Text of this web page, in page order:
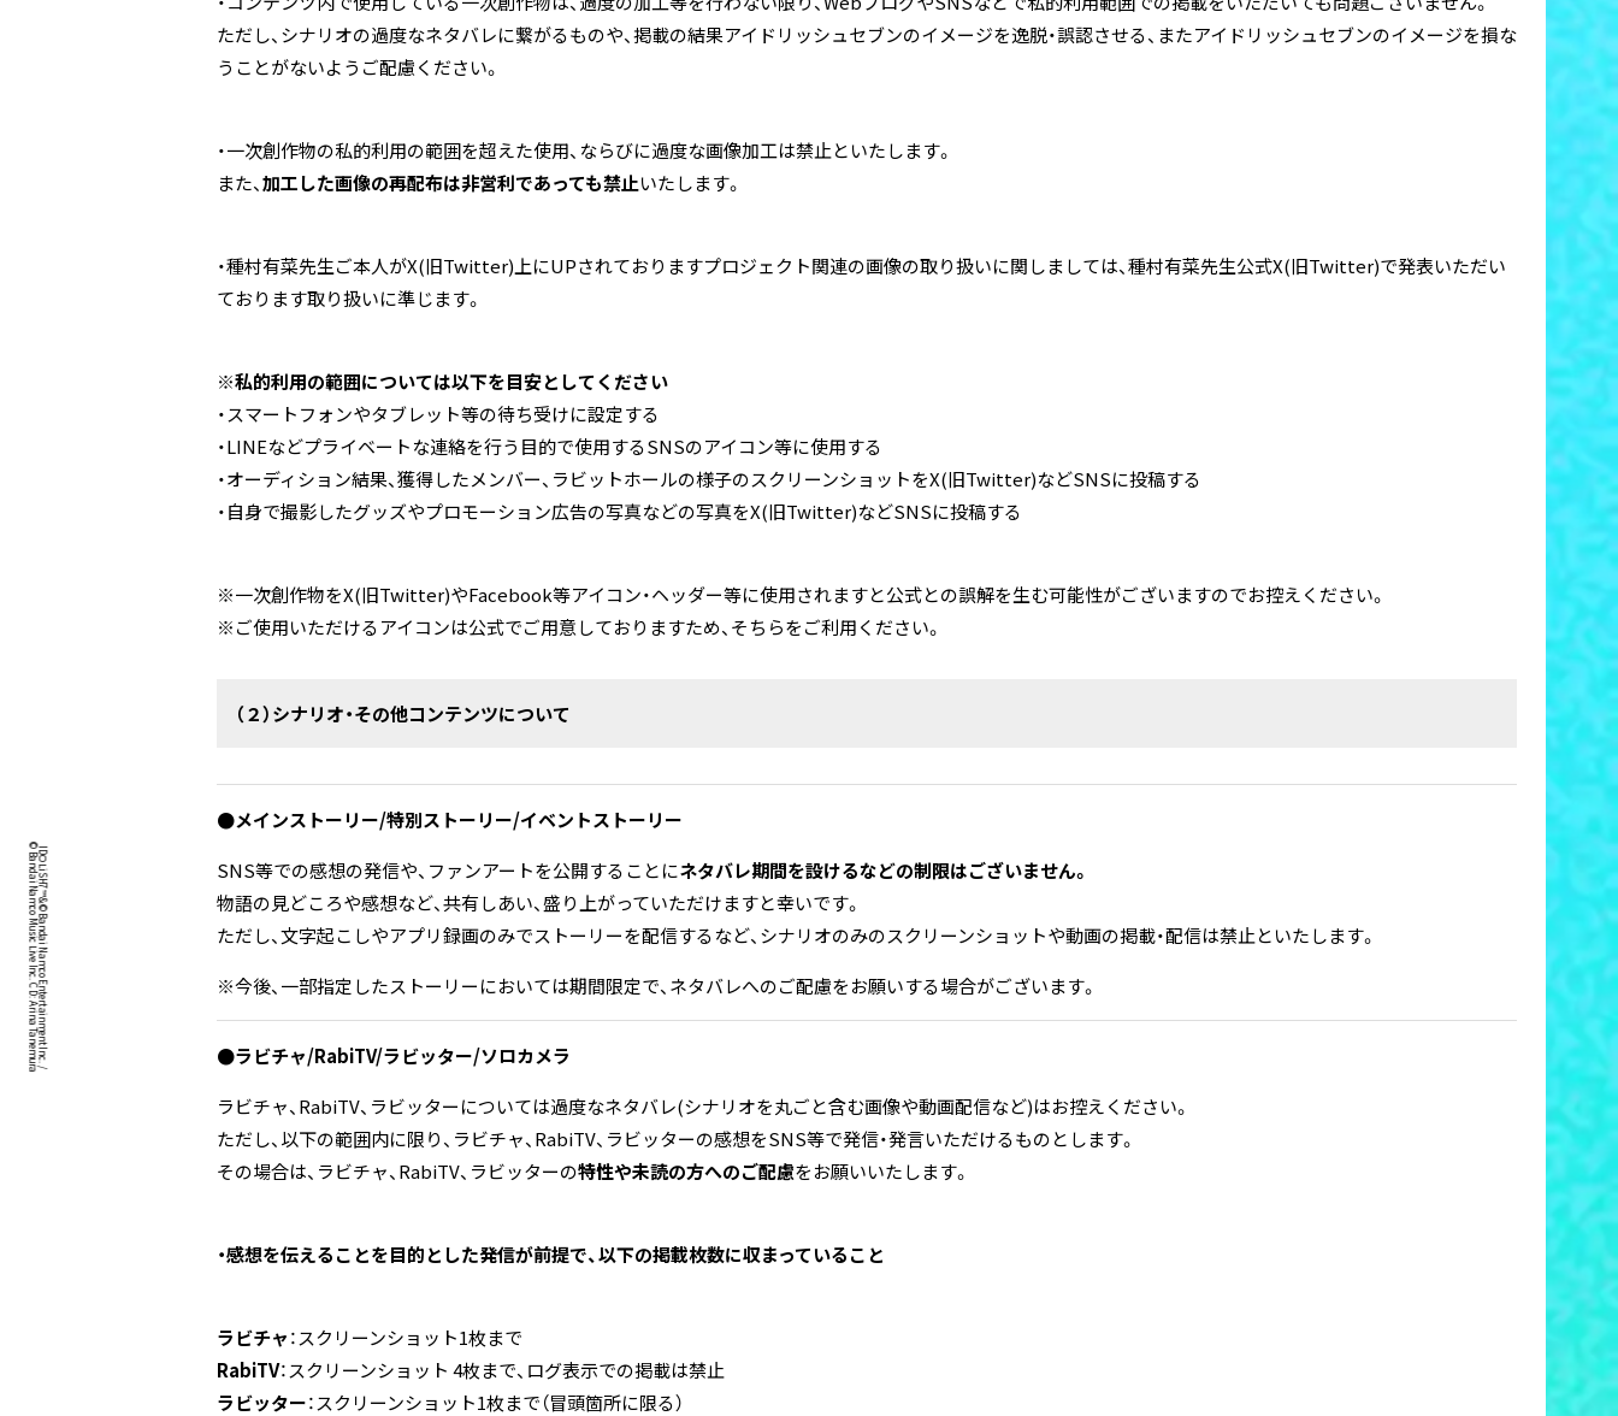
IDOLiSH7™& ©Bandai Namco Entertainment Inc. /
©Bandai Namco Music Live Inc. CD: Arina Tanemura
ただし、シナリオの過度なネタバレに繋がるものや、掲載の結果アイドリッシュセブンのイメージを逸脱・誤認させる、またアイドリッシュセブンのイメージを損な
うことがないようご配慮ください。
・一次創作物の私的利用の範囲を超えた使用、ならびに過度な画像加工は禁止といたします。
また、加工した画像の再配布は非営利であっても禁止いたします。
・種村有菜先生ご本人がX(旧Twitter)上にUPされておりますプロジェクト関連の画像の取り扱いに関しましては、種村有菜先生公式X(旧Twitter)で発表いただい
ております取り扱いに準じます。
※私的利用の範囲については以下を目安としてください
・スマートフォンやタブレット等の待ち受けに設定する
・LINEなどプライベートな連絡を行う目的で使用するSNSのアイコン等に使用する
・オーディション結果、獲得したメンバー、ラビットホールの様子のスクリーンショットをX(旧Twitter)などSNSに投稿する
・自身で撮影したグッズやプロモーション広告の写真などの写真をX(旧Twitter)などSNSに投稿する
※一次創作物をX(旧Twitter)やFacebook等アイコン・ヘッダー等に使用されますと公式との誤解を生む可能性がございますのでお控えください。
※ご使用いただけるアイコンは公式でご用意しておりますため、そちらをご利用ください。
（２）シナリオ・その他コンテンツについて
●メインストーリー/特別ストーリー/イベントストーリー
SNS等での感想の発信や、ファンアートを公開することにネタバレ期間を設けるなどの制限はございません。
物語の見どころや感想など、共有しあい、盛り上がっていただけますと幸いです。
ただし、文字起こしやアプリ録画のみでストーリーを配信するなど、シナリオのみのスクリーンショットや動画の掲載・配信は禁止といたします。
※今後、一部指定したストーリーにおいては期間限定で、ネタバレへのご配慮をお願いする場合がございます。
●ラビチャ/RabiTV/ラビッター/ソロカメラ
ラビチャ、RabiTV、ラビッターについては過度なネタバレ(シナリオを丸ごと含む画像や動画配信など)はお控えください。
ただし、以下の範囲内に限り、ラビチャ、RabiTV、ラビッターの感想をSNS等で発信・発言いただけるものとします。
その場合は、ラビチャ、RabiTV、ラビッターの特性や未読の方へのご配慮をお願いいたします。
・感想を伝えることを目的とした発信が前提で、以下の掲載枚数に収まっていること
ラビチャ：スクリーンショット1枚まで
RabiTV：スクリーンショット 4枚まで、ログ表示での掲載は禁止
ラビッター：スクリーンショット1枚まで（冒頭箇所に限る）